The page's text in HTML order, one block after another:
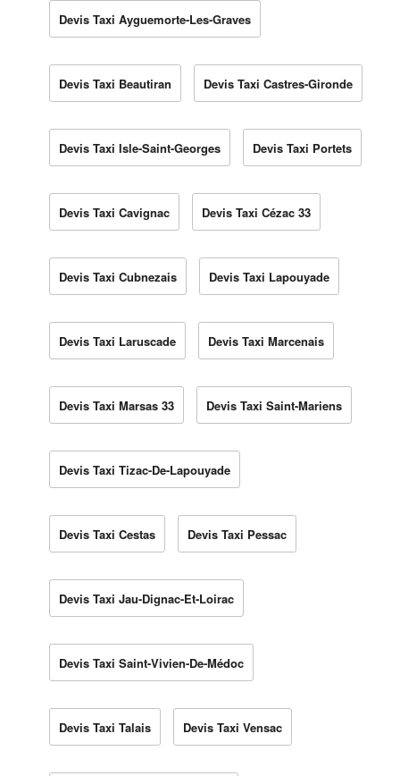
Devis Taxi Ayguemorte-Les-Graves
Devis Taxi Beautiran Devis Taxi Castres-Gironde
Devis Taxi Isle-Saint-Georges Devis Taxi Portets
Devis Taxi Cavignac Devis Taxi Cézac 33
Devis Taxi Cubnezais Devis Taxi Lapouyade
Devis Taxi Laruscade Devis Taxi Marcenais
Devis Taxi Marsas 33 Devis Taxi Saint-Mariens
Devis Taxi Tizac-De-Lapouyade
Devis Taxi Cestas Devis Taxi Pessac
Devis Taxi Jau-Dignac-Et-Loirac
Devis Taxi Saint-Vivien-De-Médoc
Devis Taxi Talais Devis Taxi Vensac